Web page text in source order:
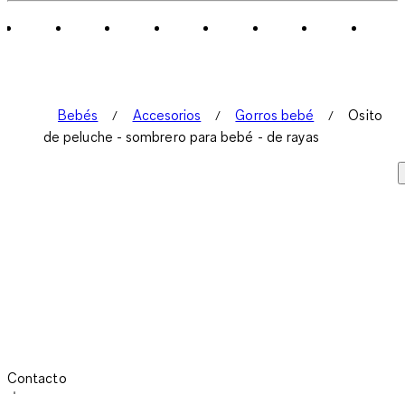
de
Bebés Accesorios Gorros bebé
Osito
de peluche - sombrero para bebé - de rayas
Contacto